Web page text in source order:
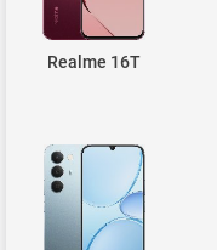
Realme 16T